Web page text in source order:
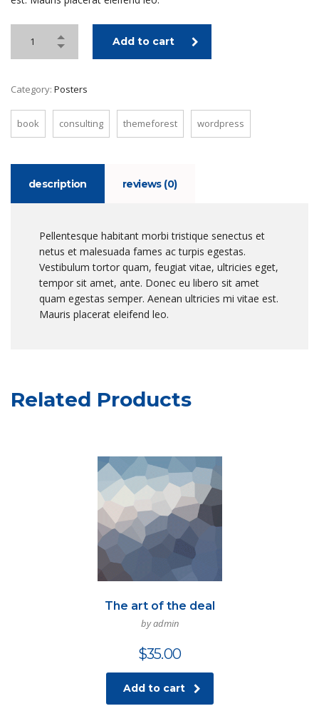
Add to cart
Category: Posters
book consulting themeforest wordpress
description reviews (0)
Pellentesque habitant morbi tristique senectus et
netus et malesuada fames ac turpis egestas.
Vestibulum tortor quam, feugiat vitae, ultricies eget,
tempor sit amet, ante. Donec eu libero sit amet
quam egestas semper. Aenean ultricies mi vitae est.
Mauris placerat eleifend leo.
Related Products
The art of the deal
by admin
$35.00
Add to cart